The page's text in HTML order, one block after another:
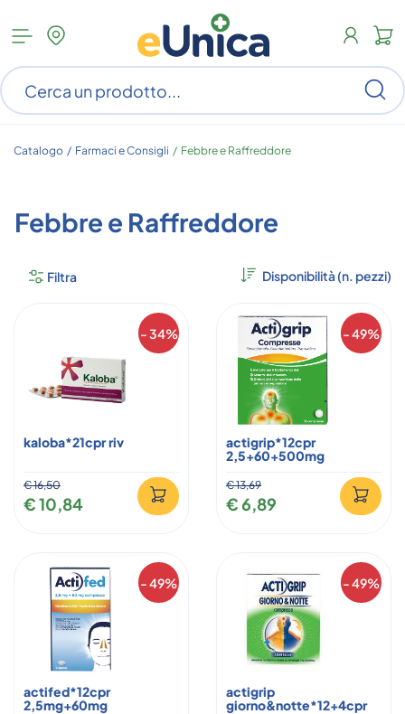
Apri
menu
categorie
Catalogo / Farmaci e Consigli / Febbre e Raffreddore
Febbre e Raffreddore
Filtra
- 34%
kaloba*21cpr riv
€ 16,50
€ 10,84
- 49%
actigrip*12cpr
2,5+60+500mg
€ 13,69
€ 6,89
- 49%
actifed*12cpr
2,5mg+60mg
- 49%
actigrip
giorno&notte*12+4cpr